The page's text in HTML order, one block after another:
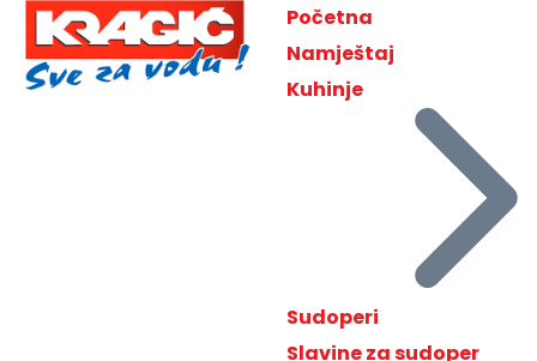
Početna
Namještaj
Kuhinje
Sudoperi
Slavine za sudoper